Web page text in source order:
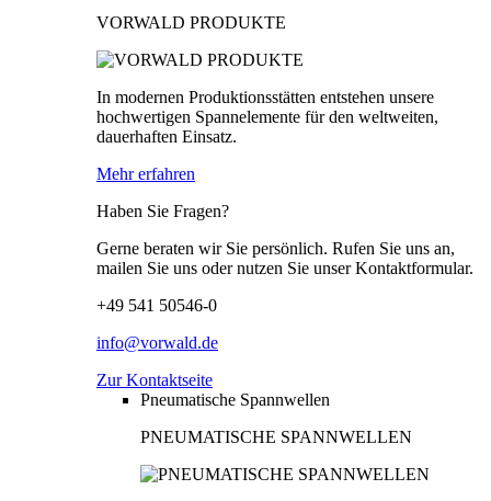
VORWALD PRODUKTE
In modernen Produktionsstätten entstehen unsere
hochwertigen Spannelemente für den weltweiten,
dauerhaften Einsatz.
Mehr erfahren
Haben Sie Fragen?
Gerne beraten wir Sie persönlich. Rufen Sie uns an,
mailen Sie uns oder nutzen Sie unser Kontaktformular.
+49 541 50546-0
info@vorwald.de
Zur Kontaktseite
Pneumatische Spannwellen
PNEUMATISCHE SPANNWELLEN